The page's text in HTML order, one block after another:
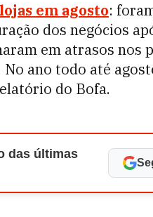
em agosto:
dos negócios
em atrasos nos
ano todo até
do Bofa.
das últimas